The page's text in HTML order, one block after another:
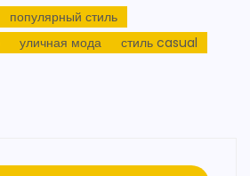
популярный стиль
уличная мода стиль casual